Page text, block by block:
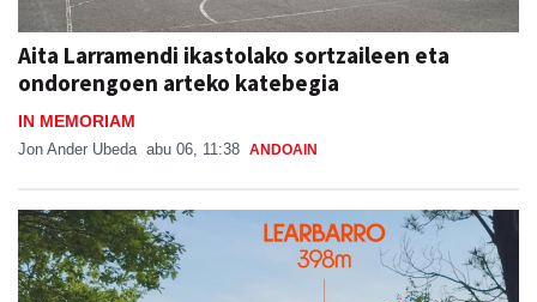
Aita Larramendi ikastolako sortzaileen eta
ondorengoen arteko katebegia
IN MEMORIAM
Jon Ander Ubeda abu 06, 11:38 ANDOAIN